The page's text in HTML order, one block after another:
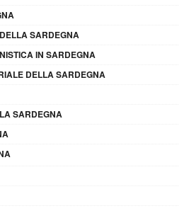
SARDEGNA
IN SARDEGNA
DELLA SARDEGNA
SARDEGNA